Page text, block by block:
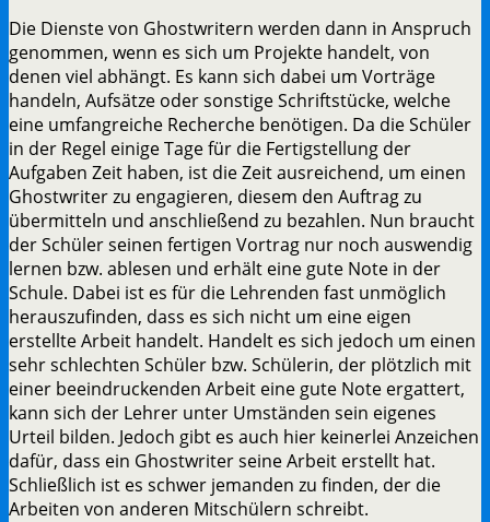
Die Dienste von Ghostwritern werden dann in Anspruch
genommen, wenn es sich um Projekte handelt, von
denen viel abhängt. Es kann sich dabei um Vorträge
handeln, Aufsätze oder sonstige Schriftstücke, welche
eine umfangreiche Recherche benötigen. Da die Schüler
in der Regel einige Tage für die Fertigstellung der
Aufgaben Zeit haben, ist die Zeit ausreichend, um einen
Ghostwriter zu engagieren, diesem den Auftrag zu
übermitteln und anschließend zu bezahlen. Nun braucht
der Schüler seinen fertigen Vortrag nur noch auswendig
lernen bzw. ablesen und erhält eine gute Note in der
Schule. Dabei ist es für die Lehrenden fast unmöglich
herauszufinden, dass es sich nicht um eine eigen
erstellte Arbeit handelt. Handelt es sich jedoch um einen
sehr schlechten Schüler bzw. Schülerin, der plötzlich mit
einer beeindruckenden Arbeit eine gute Note ergattert,
kann sich der Lehrer unter Umständen sein eigenes
Urteil bilden. Jedoch gibt es auch hier keinerlei Anzeichen
dafür, dass ein Ghostwriter seine Arbeit erstellt hat.
Schließlich ist es schwer jemanden zu finden, der die
Arbeiten von anderen Mitschülern schreibt.